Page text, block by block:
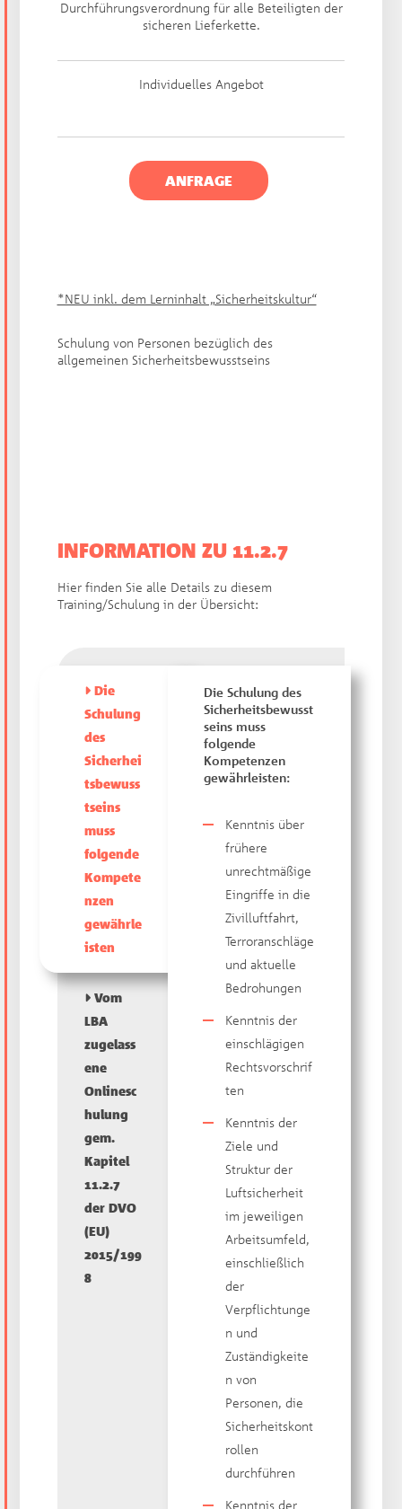
Durchführungsverordnung für alle Beteiligten der
sicheren Lieferkette.
Individuelles Angebot
ANFRAGE
*NEU inkl. dem Lerninhalt „Sicherheitskultur“
Schulung von Personen bezüglich des
allgemeinen Sicherheitsbewusstseins
INFORMATION ZU 11.2.7
Hier finden Sie alle Details zu diesem
Training/Schulung in der Übersicht:
Die
Schulung
des
Sicherhei
tsbewuss
tseins
muss
folgende
Kompete
nzen
gewährle
isten
Vom
LBA
zugelass
ene
Onlinesc
hulung
gem.
Kapitel
11.2.7
der DVO
(EU)
2015/199
8
Die Schulung des
Sicherheitsbewusst
seins muss
folgende
Kompetenzen
gewährleisten:
Kenntnis über
frühere
unrechtmäßige
Eingriffe in die
Zivilluftfahrt,
Terroranschläge
und aktuelle
Bedrohungen
Kenntnis der
einschlägigen
Rechtsvorschrif
ten
Kenntnis der
Ziele und
Struktur der
Luftsicherheit
im jeweiligen
Arbeitsumfeld,
einschließlich
der
Verpflichtunge
n und
Zuständigkeite
n von
Personen, die
Sicherheitskont
rollen
durchführen
Kenntnis der